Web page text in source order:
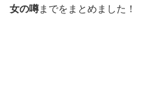
女の噂までをまとめました！